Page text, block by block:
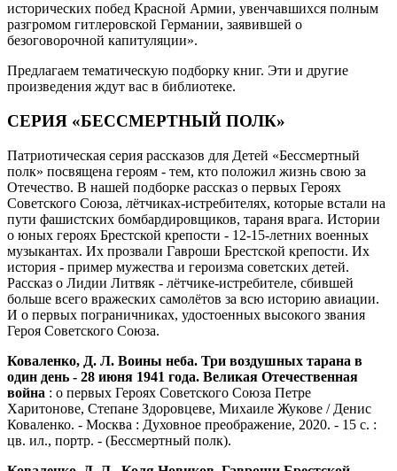
исторических побед Красной Армии, увенчавшихся полным
разгромом гитлеровской Германии, заявившей о
безоговорочной капитуляции».
Предлагаем тематическую подборку книг. Эти и другие
произведения ждут вас в библиотеке.
СЕРИЯ «БЕССМЕРТНЫЙ ПОЛК»
Патриотическая серия рассказов для Детей «Бессмертный
полк» посвящена героям - тем, кто положил жизнь свою за
Отечество. В нашей подборке рассказ о первых Героях
Советского Союза, лётчиках-истребителях, которые встали на
пути фашистских бомбардировщиков, тараня врага. Истории
о юных героях Брестской крепости - 12-15-летних военных
музыкантах. Их прозвали Гавроши Брестской крепости. Их
история - пример мужества и героизма советских детей.
Рассказ о Лидии Литвяк - лётчике-истребителе, сбившей
больше всего вражеских самолётов за всю историю авиации.
И о первых пограничниках, удостоенных высокого звания
Героя Советского Союза.
Коваленко, Д. Л. Воины неба. Три воздушных тарана в
один день - 28 июня 1941 года. Великая Отечественная
война : о первых Героях Советского Союза Петре
Харитонове, Степане Здоровцеве, Михаиле Жукове / Денис
Коваленко. - Москва : Духовное преображение, 2020. - 15 с. :
цв. ил., портр. - (Бессмертный полк).